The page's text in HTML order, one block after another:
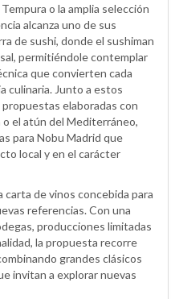
o la amplia selección
alcanza uno de sus
de sushi, donde el sushiman
permitiéndole contemplar
que convierten cada
culinaria. Junto a estos
elaboradas con
el atún del Mediterráneo,
para Nobu Madrid que
local y en el carácter
carta de vinos concebida para
referencias. Con una
producciones limitadas
la propuesta recorre
grandes clásicos
invitan a explorar nuevas